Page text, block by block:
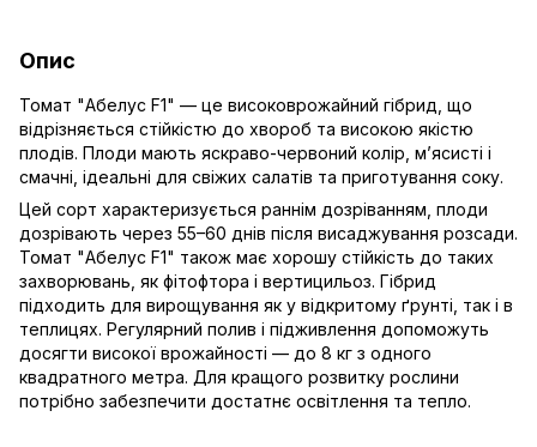
Опис
Томат "Абелус F1" — це високоврожайний гібрид, що
відрізняється стійкістю до хвороб та високою якістю
плодів. Плоди мають яскраво-червоний колір, м’ясисті і
смачні, ідеальні для свіжих салатів та приготування соку.
Цей сорт характеризується раннім дозріванням, плоди
дозрівають через 55–60 днів після висаджування розсади.
Томат "Абелус F1" також має хорошу стійкість до таких
захворювань, як фітофтора і вертицильоз. Гібрид
підходить для вирощування як у відкритому ґрунті, так і в
теплицях. Регулярний полив і підживлення допоможуть
досягти високої врожайності — до 8 кг з одного
квадратного метра. Для кращого розвитку рослини
потрібно забезпечити достатнє освітлення та тепло.